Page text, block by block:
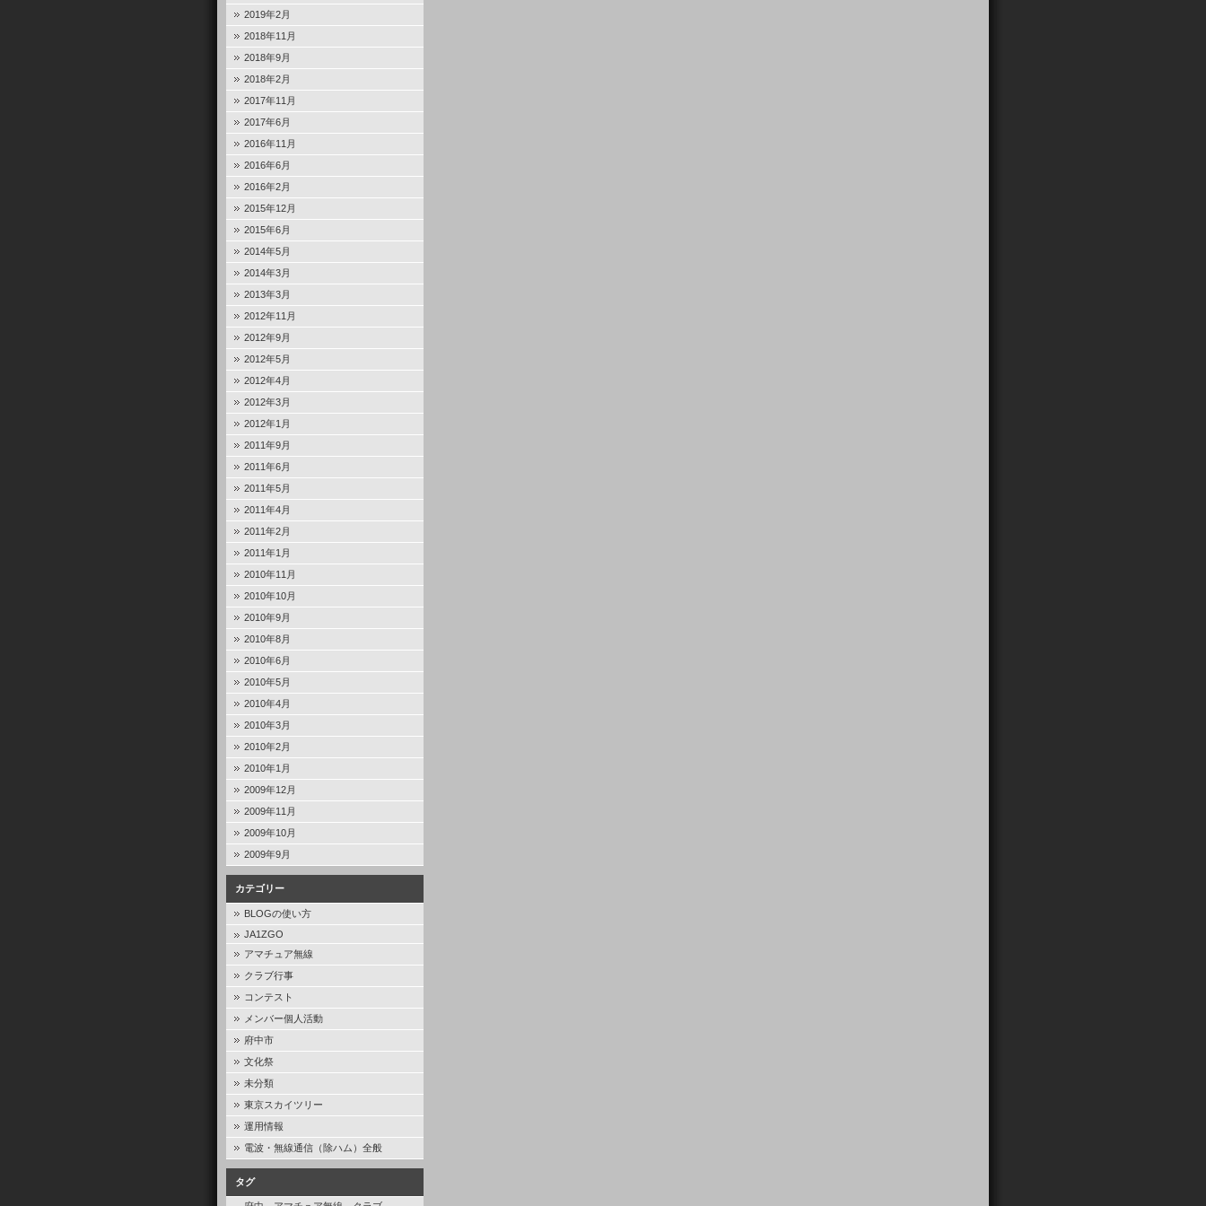
2019年2月
2018年11月
2018年9月
2018年2月
2017年11月
2017年6月
2016年11月
2016年6月
2016年2月
2015年12月
2015年6月
2014年5月
2014年3月
2013年3月
2012年11月
2012年9月
2012年5月
2012年4月
2012年3月
2012年1月
2011年9月
2011年6月
2011年5月
2011年4月
2011年2月
2011年1月
2010年11月
2010年10月
2010年9月
2010年8月
2010年6月
2010年5月
2010年4月
2010年3月
2010年2月
2010年1月
2009年12月
2009年11月
2009年10月
2009年9月
カテゴリー
BLOGの使い方
JA1ZGO
アマチュア無線
クラブ行事
コンテスト
メンバー個人活動
府中市
文化祭
未分類
東京スカイツリー
運用情報
電波・無線通信（除ハム）全般
タグ